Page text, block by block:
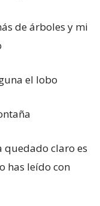
de árboles y mi
el lobo
quedado claro es
has leído con